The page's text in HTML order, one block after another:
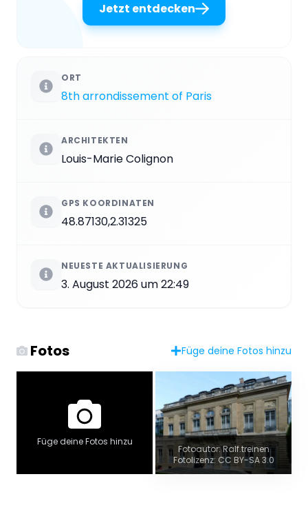
Jetzt entdecken
ORT
8th arrondissement of Paris
ARCHITEKTEN
Louis-Marie Colignon
GPS KOORDINATEN
48.87130,2.31325
NEUESTE AKTUALISIERUNG
3. August 2026 um 22:49
Fotos Füge deine Fotos hinzu
Füge deine Fotos hinzu
Fotoautor: Ralf.treinen
Fotolizenz: CC BY-SA 3.0